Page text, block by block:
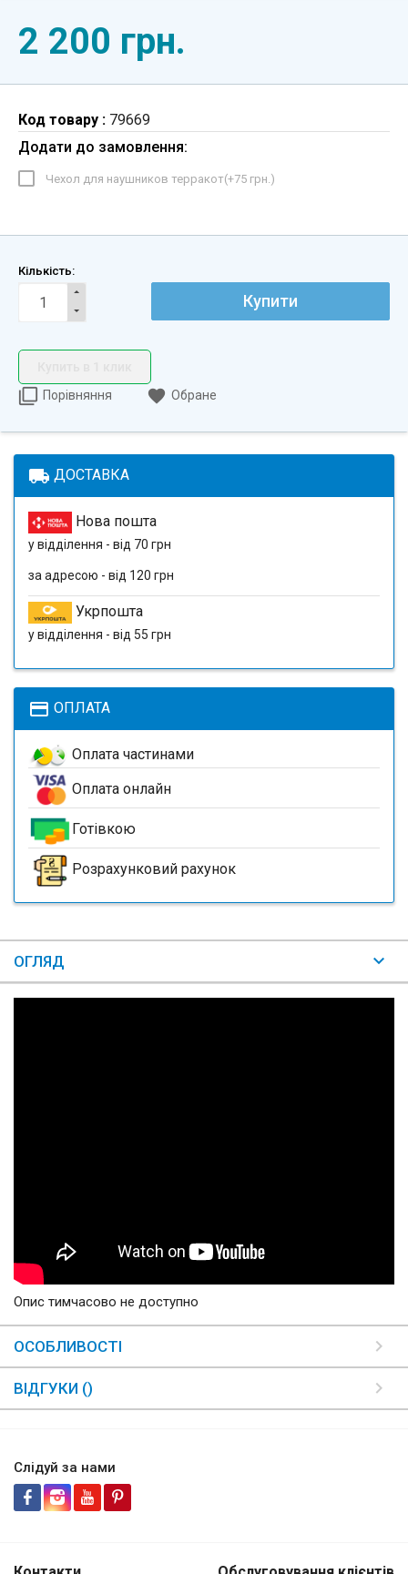
2 200 грн.
Код товару : 79669
Додати до замовлення:
Чехол для наушников терракот(+75 грн.)
Кількість:
Купити
Порівняння
Обране
local_shipping ДОСТАВКА
Нова пошта
у відділення - від 70 грн
за адресою - від 120 грн
Укрпошта
у відділення - від 55 грн
payment ОПЛАТА
Оплата частинами
Оплата онлайн
Готівкою
Розрахунковий рахунок
ОГЛЯД
Опис тимчасово не доступно
ОСОБЛИВОСТІ
ВІДГУКИ ()
Слідуй за нами